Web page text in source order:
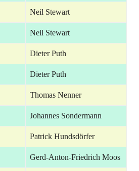
Neil Stewart
Neil Stewart
Dieter Puth
Dieter Puth
Thomas Nenner
Johannes Sondermann
Patrick Hundsdörfer
Gerd-Anton-Friedrich Moos